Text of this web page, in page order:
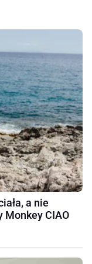
a nie
Monkey CIAO